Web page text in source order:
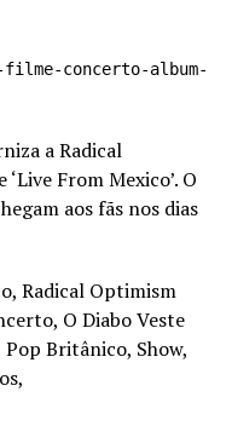
concerto-album-
a Radical
From Mexico’. O
aos fãs nos dias
Radical Optimism
O Diabo Veste
Britânico, Show,